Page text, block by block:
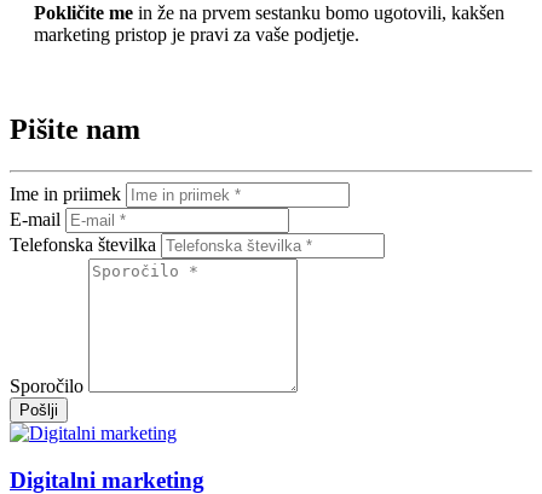
Pokličite me in že na prvem sestanku bomo ugotovili, kakšen
marketing pristop je pravi za vaše podjetje.
Pišite nam
Ime in priimek
E-mail
Telefonska številka
Sporočilo
Pošlji
Digitalni marketing